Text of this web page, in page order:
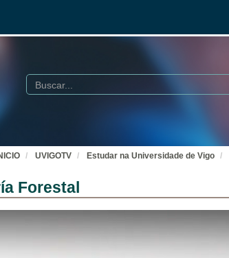
Buscar
UVIGOTV Estudar na Universidade de Vigo
Forestal